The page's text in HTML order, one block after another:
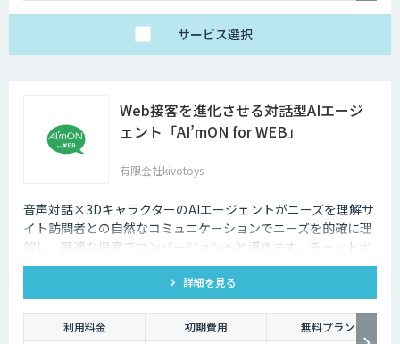
サービス選択
Web接客を進化させる対話型AIエージ
ェント「AI’mON for WEB」
有限会社kivotoys
音声対話×3DキャラクターのAIエージェントがニーズを理解サ
イト訪問者との自然なコミュニケーションでニーズを的確に理
解し、最適な提案でコンバージョンへと導きます。チャットボ
ットを超えた最強のデジタル営業、デジタル広報担当です。
詳細を見る
利用料金 初期費用
無料プラン